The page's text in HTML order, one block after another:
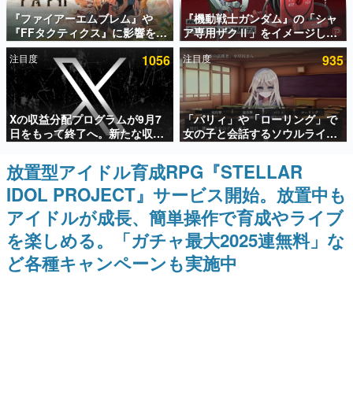
アプリセール情報
インタビュー
連載・特集一覧
殿堂入り記事
SNS拡散数が数千以上！ ページビュー数万以上！ などな
ど。多くの人々に読まれた、電ファミ渾身の“殿堂入り”記
事をまとめました。
ゲームの企画書
名作ゲームクリエイターの方々に製作時のエピソードをお
聞きし、ヒットする企画（ゲーム）とは何か？を探ってい
きます。
この物語を解いてはいけない。『赫本』は、〈試験問題〉
の形をした短編ホラー小説集です。
『ファイアーエムブレム』や
『FFタクティクス』に影響を受
けた新作戦略RPG『Beaten
Path』2027年に発売へ。
PC（Steam）、PS5、Xbox、
Switch向けにリリース予定
『機動戦士ガンダム』の「シャ
ア専用ザクⅡ」をイメージした
散水ホースリールが予約開始。
本体にはシャアのパーソナルマ
ークやジオン公国軍のエンブレ
ム、型式番号などを配置
注目度 1056
Xの収益分配プログラムが9月7
日をもって終了へ。新たな収益
化制度「Original Content
Rewards Program」を発表
注目度 935
「パリィ」や「ローリング」で
女の子と会話するソウルライク
恋愛ゲーム『小早川さんはソウ
ルライク』無料公開。返事に失
敗すると「YOU DIED」
放置型アイドル育成RPG『STELLAR
IDOL PROJECT』サービス開始。放置中も
アイドルが成長、簡単操作で育成やライブ
を楽しめる。「ガチャ最大2025連無料」な
ど各種キャンペーンも実施中